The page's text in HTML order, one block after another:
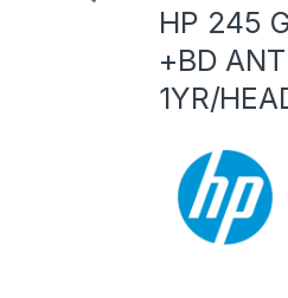
HP 245
+BD
1YR/